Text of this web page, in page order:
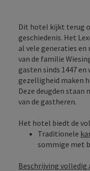
Dit hotel kijkt terug
geschiedenis. Het
al vele generaties en
van de familie
gasten sinds 1447
gezelligheid maken
Deze deugden staan
van de gastheren.
Het hotel biedt de
Traditionele
sommige met
Beschrijving volledig